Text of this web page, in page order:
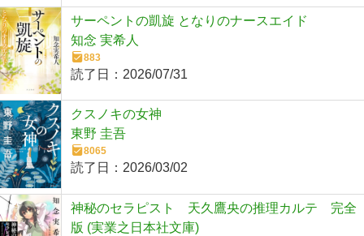
サーペントの凱旋 となりのナースエイド
知念 実希人
883
読了日： 2026/07/31
クスノキの女神
東野 圭吾
8065
読了日： 2026/03/02
神秘のセラピスト 天久鷹央の推理カルテ 完全
版 (実業之日本社文庫)